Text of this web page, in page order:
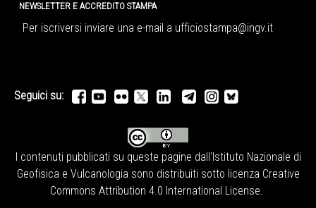
NEWSLETTER E ACCREDITO STAMPA
Per iscriversi inviare una e-mail a ufficiostampa@ingv.it
Seguici su:
I contenuti pubblicati su queste pagine dall' Istituto Nazionale di
Geofisica e Vulcanologia sono distribuiti sotto licenza Creative
Commons Attribution 4.0 International License.